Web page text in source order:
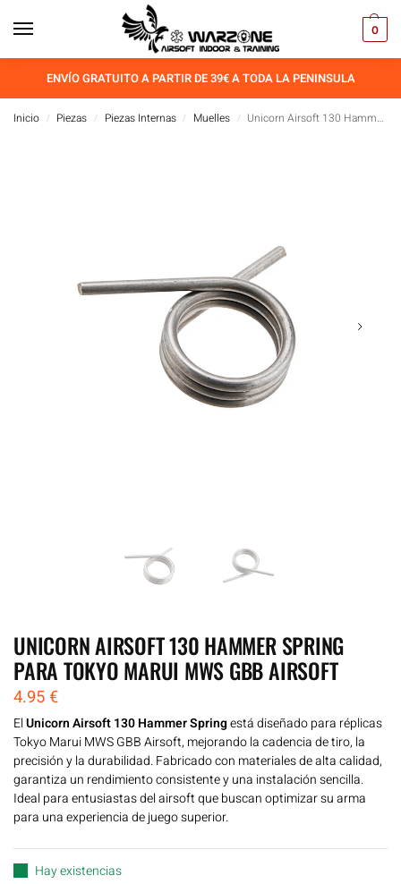
0
ENVÍO GRATUITO A PARTIR DE 39€ A TODA LA PENINSULA
Inicio / Piezas / Piezas Internas / Muelles / Unicorn Airsoft 130 Hammer Spring para Tokyo Marui MWS GBB Airsoft
UNICORN AIRSOFT 130 HAMMER SPRING
PARA TOKYO MARUI MWS GBB AIRSOFT
4.95€
ElUnicorn Airsoft 130 Hammer Springestá diseñado para réplicas
Tokyo Marui MWS GBB Airsoft, mejorando la cadencia de tiro, la
precisión y la durabilidad. Fabricado con materiales de alta calidad,
garantiza un rendimiento consistente y una instalación sencilla.
Ideal para entusiastas del airsoft que buscan optimizar su arma
para una experiencia de juego superior.
Hay existencias